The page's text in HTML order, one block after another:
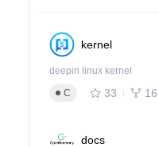
kernel
deepin linux kernel
C
33 16
docs